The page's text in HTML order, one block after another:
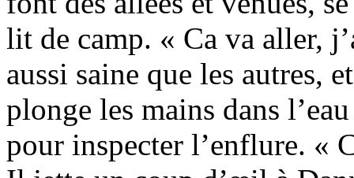
lit de camp. « Ca va aller,
aussi saine que les autres,
plonge les mains dans
pour inspecter l’enflure. «